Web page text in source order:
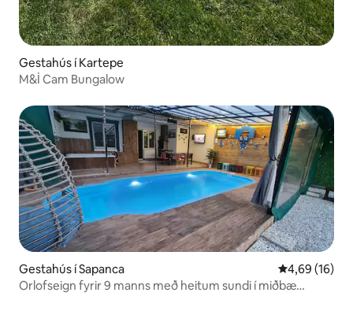
Gestahús í Kartepe
M&İ Cam Bungalow
Gestahús í Sapanca 4,69 af 5 í
4,69 (16)
Orlofseign fyrir 9 manns með heitum sundi í miðbæ